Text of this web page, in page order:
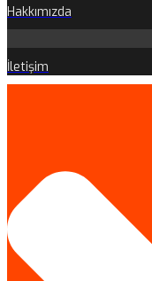
Hakkımızda
İletişim